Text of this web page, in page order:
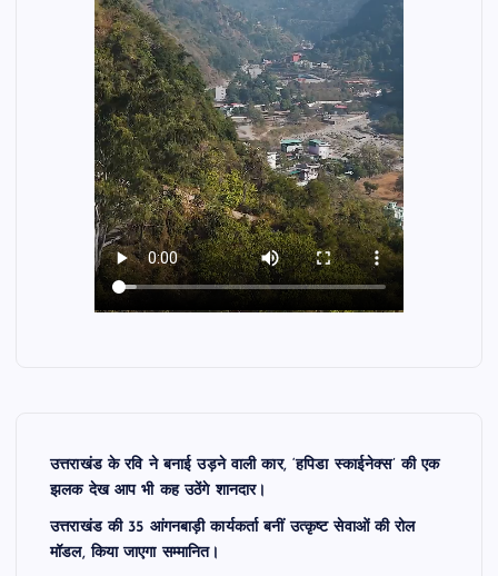
उत्तराखंड के रवि ने बनाई उड़ने वाली कार, ‘हपिडा स्काईनेक्स’ की एक
झलक देख आप भी कह उठेंगे शानदार।
उत्तराखंड की 35 आंगनबाड़ी कार्यकर्ता बनीं उत्कृष्ट सेवाओं की रोल
मॉडल, किया जाएगा सम्मानित।